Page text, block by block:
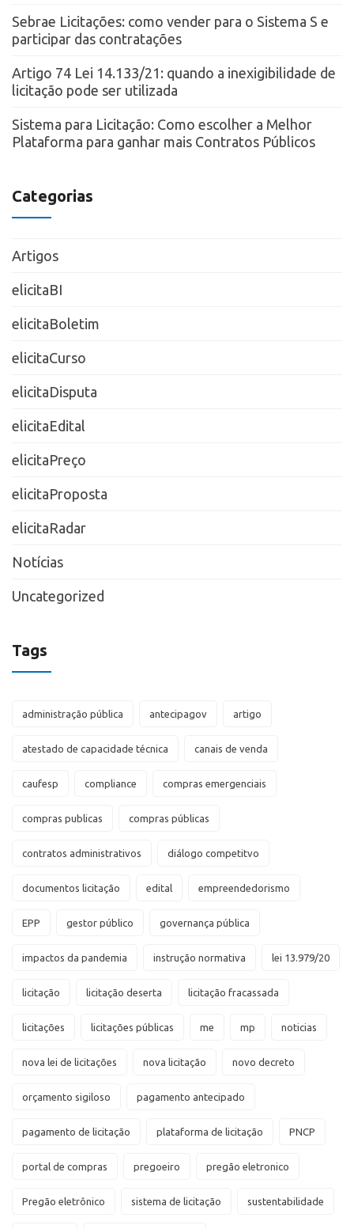
Sebrae Licitações: como vender para o Sistema S e
participar das contratações
Artigo 74 Lei 14.133/21: quando a inexigibilidade de
licitação pode ser utilizada
Sistema para Licitação: Como escolher a Melhor
Plataforma para ganhar mais Contratos Públicos
Categorias
Artigos
elicitaBI
elicitaBoletim
elicitaCurso
elicitaDisputa
elicitaEdital
elicitaPreço
elicitaProposta
elicitaRadar
Notícias
Uncategorized
Tags
administração pública antecipagov artigo
atestado de capacidade técnica canais de venda
caufesp compliance compras emergenciais
compras publicas compras públicas
contratos administrativos diálogo competitvo
documentos licitação edital empreendedorismo
EPP gestor público governança pública
impactos da pandemia instrução normativa lei 13.979/20
licitação licitação deserta licitação fracassada
licitações licitações públicas me mp noticias
nova lei de licitações nova licitação novo decreto
orçamento sigiloso pagamento antecipado
pagamento de licitação plataforma de licitação PNCP
portal de compras pregoeiro pregão eletronico
Pregão eletrônico sistema de licitação sustentabilidade